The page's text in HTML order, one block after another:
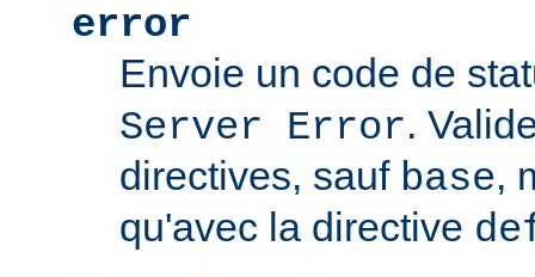
error
Envoie un code de
Server Error.
directives, sauf base,
qu'avec la directive